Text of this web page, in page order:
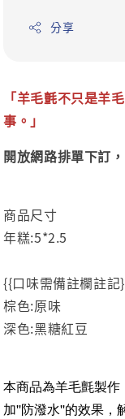
分享
「羊毛氈不只是羊
事。」
開放網路排單下訂
商品尺寸
年糕:5*2.5
{{口味需備註欄註記
棕色:原味
深色:黑糖紅豆
本商品為羊毛氈製
加''防潑水''的效果，